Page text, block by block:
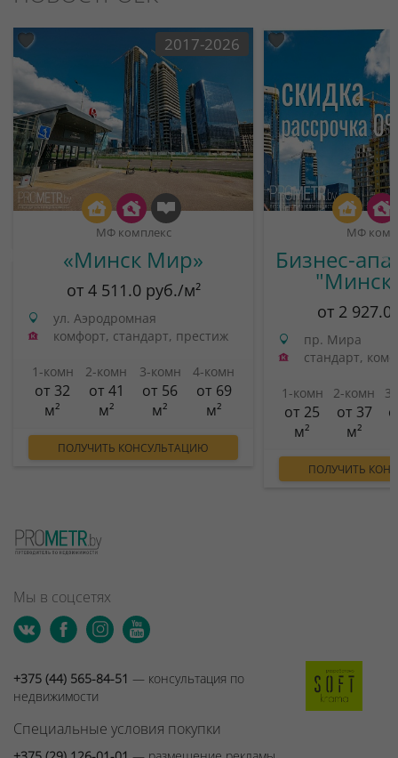
2017-2026
МФ комплекс
«Минск Мир»
от 4 511.0 руб./м²
ул. Аэродромная
комфорт, стандарт, престиж
1-комн
от 32
м²
2-комн
от 41
м²
3-комн
от 56
м²
4-комн
от 69
м²
ПОЛУЧИТЬ КОНСУЛЬТАЦИЮ
МФ
Бизнес-
от 2
пр. Мира
стандарт,
1-комн
от 25
м²
2-комн
от 37
м²
ПОЛУЧИТЬ
Мы в соцсетях
+375 (44) 565-84-51 — консультация по
недвижимости
Специальные условия покупки